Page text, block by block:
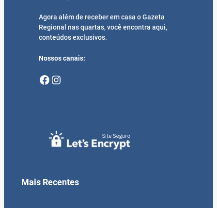
Agora além de receber em casa o Gazeta
Regional nas quartas, você encontra aqui,
conteúdos exclusivos.
Nossos canais:
Facebook Instagram
Mais Recentes